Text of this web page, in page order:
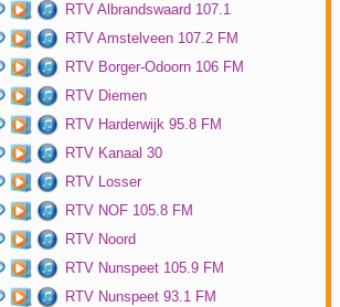
RTV Albrandswaard 107.1
RTV Amstelveen 107.2 FM
RTV Borger-Odoorn 106 FM
RTV Diemen
RTV Harderwijk 95.8 FM
RTV Kanaal 30
RTV Losser
RTV NOF 105.8 FM
RTV Noord
RTV Nunspeet 105.9 FM
RTV Nunspeet 93.1 FM